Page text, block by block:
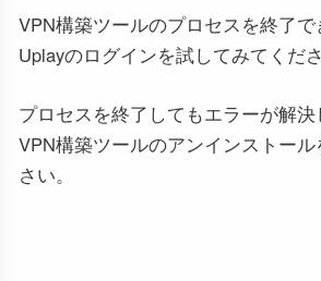
VPN構築ツールのプロセスを終了
Uplayのログインを試してみてくださ
プロセスを終了してもエラーが解決
VPN構築ツールのアンインストー
さい。